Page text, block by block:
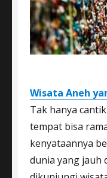
Wisata Aneh
Tak hanya
tempat bisa
kenyataannya
dunia yang jauh